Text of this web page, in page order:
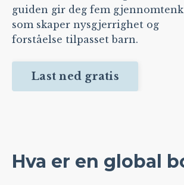
guiden gir deg fem
som skaper nysgjerrighet og
forståelse tilpasset barn.
Last ned gratis
Hva er en global